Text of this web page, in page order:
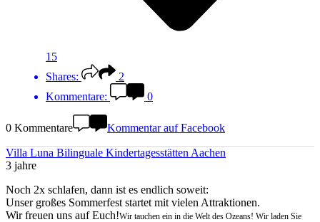
15
Shares:
2
Kommentare:
0
0 Kommentare Kommentar auf Facebook
Villa Luna Bilinguale Kindertagesstätten Aachen
3 jahre
Noch 2x schlafen, dann ist es endlich soweit:
Unser großes Sommerfest startet mit vielen Attraktionen.
Wir freuen uns auf Euch!Wir tauchen ein in die Welt des Ozeans! Wir laden Sie